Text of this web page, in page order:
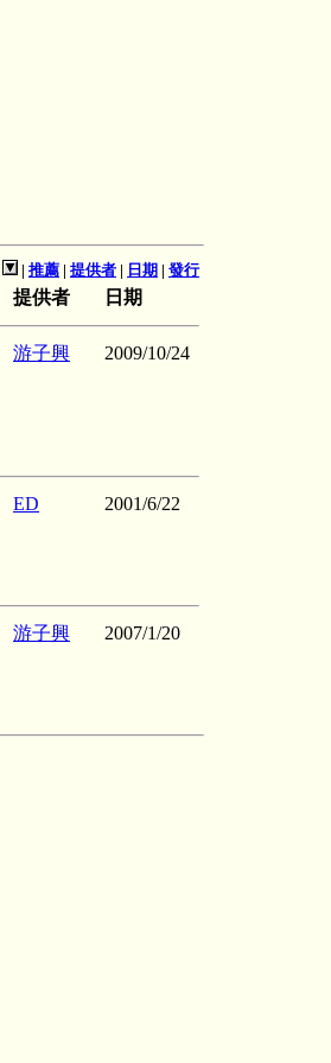
| 推薦 | 提供者 | 日期 | 發行
提供者 日期
游子興 2009/10/24
ED 2001/6/22
游子興 2007/1/20